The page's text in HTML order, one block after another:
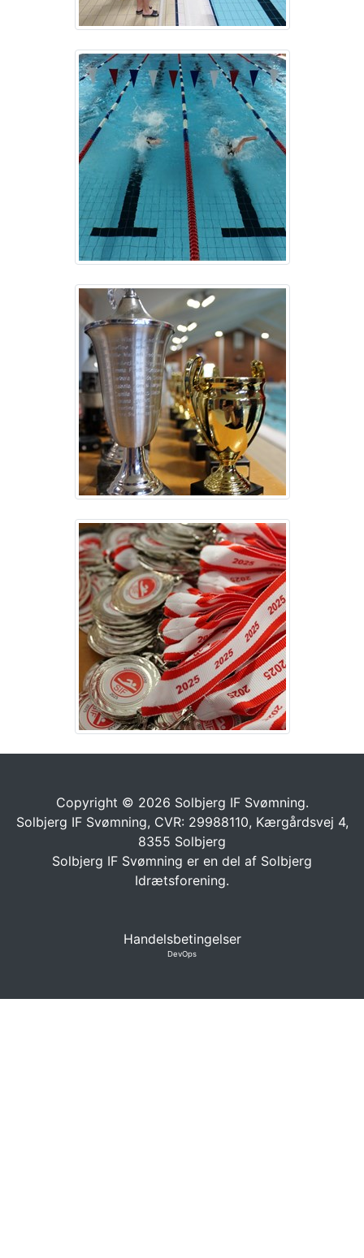
Copyright © 2026 Solbjerg IF Svømning.
Solbjerg IF Svømning, CVR: 29988110, Kærgårdsvej 4,
8355 Solbjerg
Solbjerg IF Svømning er en del af Solbjerg
Idrætsforening.
Handelsbetingelser
DevOps